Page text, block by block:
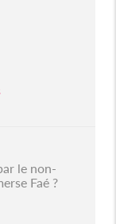
le non-
Faé ?